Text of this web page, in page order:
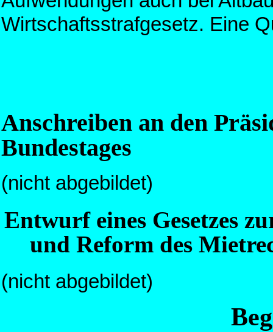
Wirtschaftsstrafgesetz. Eine
Anschreiben an den
Bundestages
(nicht abgebildet)
Entwurf eines Gesetzes
und Reform des
(nicht abgebildet)